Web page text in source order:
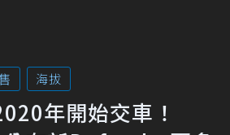
海拔
年開始交車！